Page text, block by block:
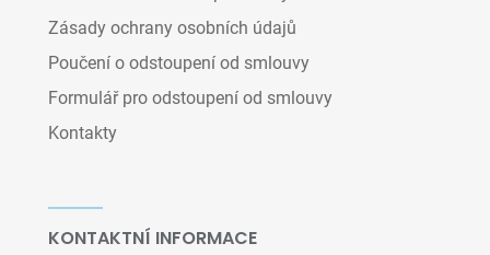
Zásady ochrany osobních údajů
Poučení o odstoupení od smlouvy
Formulář pro odstoupení od smlouvy
Kontakty
KONTAKTNÍ INFORMACE